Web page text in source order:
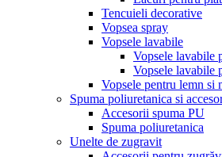
Tencuieli decorative
Vopsea spray
Vopsele lavabile
Vopsele lavabile
Vopsele lavabile
Vopsele pentru lemn si
Spuma poliuretanica si
Accesorii spuma PU
Spuma poliuretanica
Unelte de zugravit